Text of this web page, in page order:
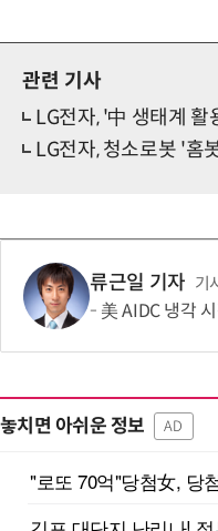
관련 기사
LG전자, '中 생태계 활용' 전략 시동
LG전자, 청소로봇 '홈봇 AI 오브제컬렉션
류근일 기자 기
美 AIDC 냉각 시
놓치면 아쉬운 정보 AD